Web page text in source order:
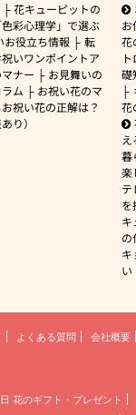
花キューピットの
彩心理学」で選ぶ
お役立ち情報
転
いワンポイントア
ナー
お見舞いの
ム
お祝い花のマ
祝い花の正解は？
り）
お
花
礎
花
え
暮
楽
テ
を
キ
の
キ
い
よくある質問 会社概要
花のギフト・プレゼント